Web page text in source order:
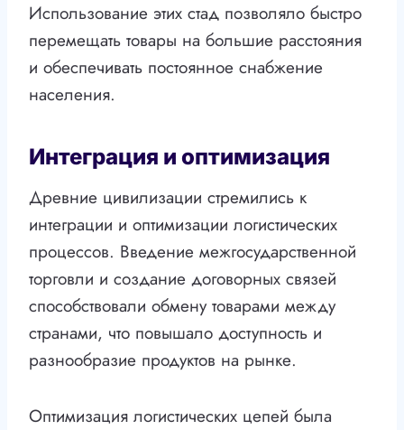
Использование этих стад позволяло быстро
перемещать товары на большие расстояния
и обеспечивать постоянное снабжение
населения.
Интеграция и оптимизация
Древние цивилизации стремились к
интеграции и оптимизации логистических
процессов. Введение межгосударственной
торговли и создание договорных связей
способствовали обмену товарами между
странами, что повышало доступность и
разнообразие продуктов на рынке.
Оптимизация логистических цепей была